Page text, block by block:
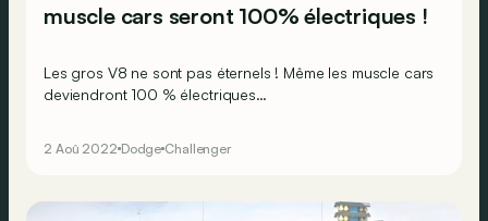
muscle cars seront 100% électriques !
Les gros V8 ne sont pas éternels ! Même les muscle cars
deviendront 100 % électriques…
2 Aoû 2022 Dodge Challenger